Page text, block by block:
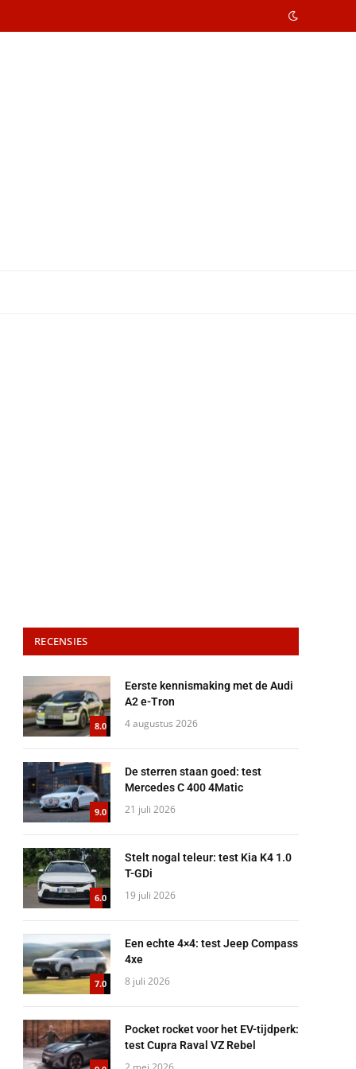
RECENSIES
8.0
Eerste kennismaking met de Audi
A2 e-Tron
4 augustus 2026
9.0
De sterren staan goed: test
Mercedes C 400 4Matic
21 juli 2026
6.0
Stelt nogal teleur: test Kia K4 1.0
T-GDi
19 juli 2026
7.0
Een echte 4×4: test Jeep Compass
4xe
8 juli 2026
Pocket rocket voor het EV-tijdperk:
test Cupra Raval VZ Rebel